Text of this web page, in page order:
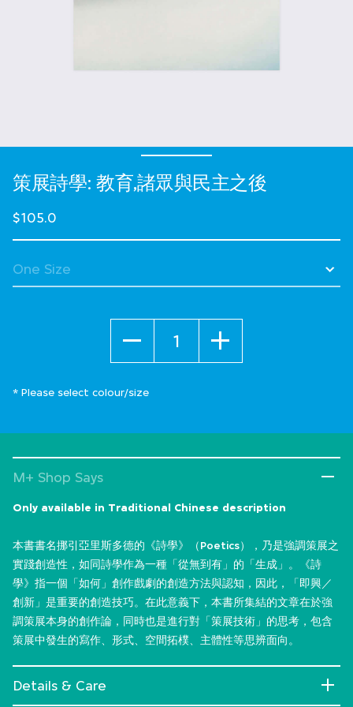
策展詩學: 教育,諸眾與民主之後
$105.0
* Please select colour/size
M+ Shop Says
Only available in Traditional Chinese description
本書書名挪引亞里斯多德的《詩學》（Poetics），乃是強調策展之
實踐創造性，如同詩學作為一種「從無到有」的「生成」。《詩
學》指一個「如何」創作戲劇的創造方法與認知，因此，「即興／
創新」是重要的創造技巧。在此意義下，本書所集結的文章在於強
調策展本身的創作論，同時也是進行對「策展技術」的思考，包含
策展中發生的寫作、形式、空間拓樸、主體性等思辨面向。
Details & Care